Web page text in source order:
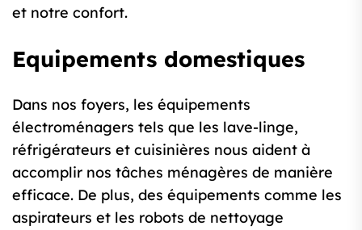
et notre confort.
Equipements domestiques
Dans nos foyers, les équipements
électroménagers tels que les lave-linge,
réfrigérateurs et cuisinières nous aident à
accomplir nos tâches ménagères de manière
efficace. De plus, des équipements comme les
aspirateurs et les robots de nettoyage